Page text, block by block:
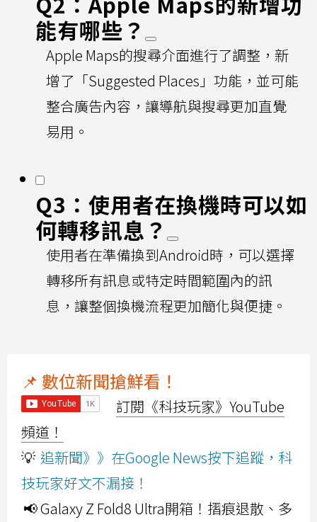
能有哪些？
Apple Maps的搜尋介面進行了調整，新
增了「Suggested Places」功能，並可能
整合廣告內容，讓導航與搜尋更加直覺
易用。
Q3：使用者在換機時可以如
何轉移訊息？
使用者在準備換到Android時，可以選擇
轉移所有訊息或特定時間範圍內的訊
息，讓整個換機流程更加簡化與便捷。
📌 數位新聞搶鮮看！
訂閱《科技玩家》YouTube
頻道！
💡 追新聞》》在Google News按下追蹤，科
技玩家好文不漏接！
📢 Galaxy Z Fold8 Ultra開箱！摺痕退散、多